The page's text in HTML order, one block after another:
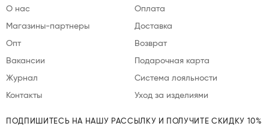
О нас
Магазины-партнеры
Опт
Вакансии
Журнал
Контакты
Оплата
Доставка
Возврат
Подарочная карта
Система лояльности
Уход за изделиями
ПОДПИШИТЕСЬ НА НАШУ РАССЫЛКУ И ПОЛУЧИТЕ СКИДКУ 10%